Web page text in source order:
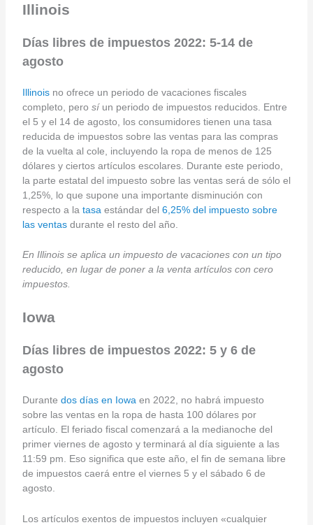
Illinois
Días libres de impuestos 2022: 5-14 de
agosto
Illinoisno ofrece un periodo de vacaciones fiscales
completo, pero sí un periodo de impuestos reducidos. Entre
el 5 y el 14 de agosto, los consumidores tienen una tasa
reducida de impuestos sobre las ventas para las compras
de la vuelta al cole, incluyendo la ropa de menos de 125
dólares y ciertos artículos escolares. Durante este periodo,
la parte estatal del impuesto sobre las ventas será de sólo el
1,25%, lo que supone una importante disminución con
respecto a la tasa estándar del 6,25% del impuesto sobre
las ventasdurante el resto del año.
En Illinois se aplica un impuesto de vacaciones con un tipo
reducido, en lugar de poner a la venta artículos con cero
impuestos.
Iowa
Días libres de impuestos 2022: 5 y 6 de
agosto
Durante dos días en Iowaen 2022, no habrá impuesto
sobre las ventas en la ropa de hasta 100 dólares por
artículo. El feriado fiscal comenzará a la medianoche del
primer viernes de agosto y terminará al día siguiente a las
11:59 pm. Eso significa que este año, el fin de semana libre
de impuestos caerá entre el viernes 5 y el sábado 6 de
agosto.
Los artículos exentos de impuestos incluyen «cualquier